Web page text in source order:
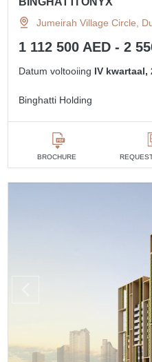
Jumeirah Village Circle,
1 112 500 AED - 2
Datum voltooiing IV kwartaal,
Binghatti Holding
BROCHURE